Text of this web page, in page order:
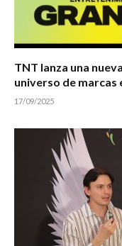
TNT lanza una
universo de marcas
17/09/2025